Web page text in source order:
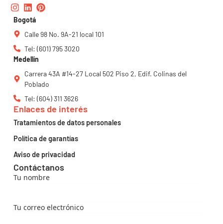
Instagram
Linkedin
Pinterest
Bogotá
Calle 98 No. 9A-21 local 101
Tel: (601) 795 3020
Medellín
Carrera 43A #14-27 Local 502 Piso 2, Edif. Colinas del
Poblado
Tel: (604) 311 3626
Contáctanos
Tu nombre
Tu correo electrónico
Enlaces de interés
Tratamientos de datos personales
Política de garantías
Aviso de privacidad